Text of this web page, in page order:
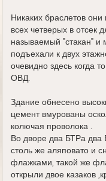
Никаких браслетов
всех четверых в отсек
называемый "стакан" и
подъехали к двух
очевидно здесь когда
ОВД.
Здание обнесено
цемент вмурованы
колючая проволока .
Во дворе два БТРа два
столь же аляповато и
флажками, такой же
открыли двое казаков